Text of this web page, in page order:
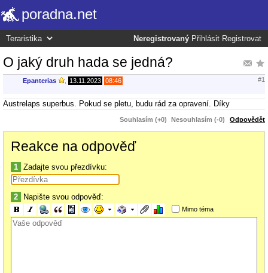
poradna.net
Neregistrovaný Přihlásit Registrovat
O jaký druh hada se jedná?
Epanterias 13.11.2023 08:46 #1
Austrelaps superbus. Pokud se pletu, budu rád za opravení. Díky
Souhlasím (+0) Nesouhlasím (-0) Odpovědět
Reakce na odpověď
1 Zadajte svou přezdívku:
2 Napište svou odpověď:
Mimo téma